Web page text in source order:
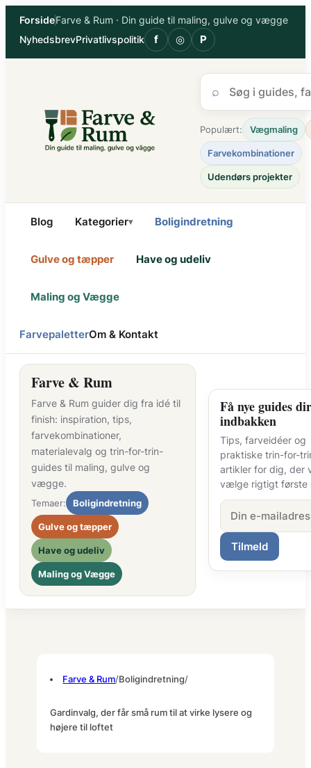
Spring
ForsideFarve & Rum · Din guide til maling, gulve og vægge
NyhedsbrevPrivatlivspolitik f ◎ P
⌕
Populært: Vægmaling
Farvekombinationer
Udendørs projekter
Blog Kategorier▾ Boligindretning
Gulve og tæpper Have og udeliv
Maling og Vægge
FarvepaletterOm & Kontakt
Farve & Rum
Farve & Rum guider dig fra idé til
finish: inspiration, tips,
farvekombinationer,
materialevalg og trin-for-trin-
guides til maling, gulve og
vægge.
Temaer: Boligindretning
Gulve og tæpper
Have og udeliv
Maling og Vægge
Få nye guides
indbakken
Tips, farveidéer og
praktiske trin-for-
artikler for dig, der
vælge rigtigt første
Tilmeld
Farve & Rum/Boligindretning/
Gardinvalg, der får små rum til at virke lysere og
højere til loftet